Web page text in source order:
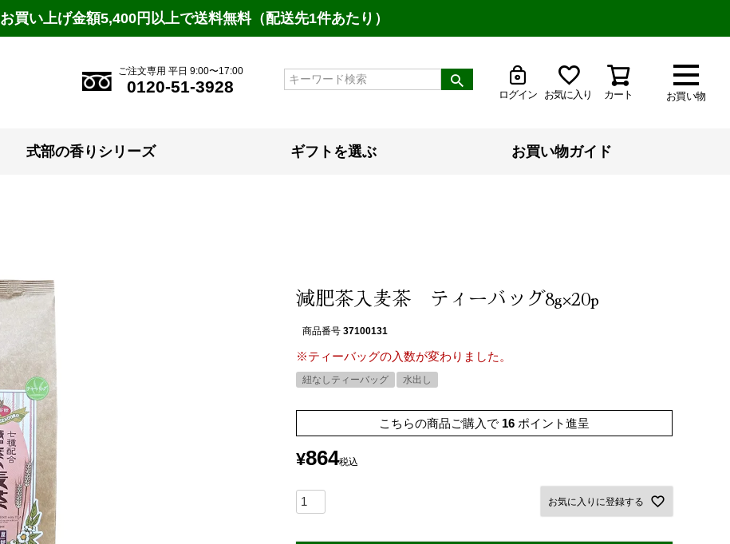
お買い上げ金額5,400円以上で送料無料（配送先1件あたり）
お買い物
ご注文専用 平日 9:00〜17:00
0120-51-3928 ログイン お気に入り カート
式部の香りシリーズ ギフトを選ぶ お買い物ガイド
減肥茶入麦茶 ティーバッグ8g×20p
商品番号 37100131
※ティーバッグの入数が変わりました。
紐なしティーバッグ 水出し
こちらの商品ご購入で 16 ポイント進呈
¥864税込
お気に入りに登録する